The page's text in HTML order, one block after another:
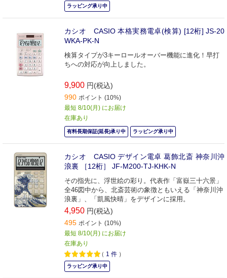
ラッピング承り中
カシオ CASIO 本格実務電卓(検算) [12桁] JS-20
WKA-PK-N
検算タイプが3キーロールオーバー機能に進化！早打
ちへの対応が向上しました。
9,900 円(税込)
990 ポイント (10%)
最短 8/10(月) にお届け
在庫あり
有料長期保証(延長)承り中 ラッピング承り中
カシオ CASIO デザイン電卓 葛飾北斎 神奈川沖
浪裏 ［12桁］ JF-M200-TJ-KHK-N
その指先に、浮世絵の彩り。代表作「富嶽三十六景」
全46図中から、北斎芸術の象徴ともいえる「神奈川沖
浪裏」、「凱風快晴」をデザインに採用。
4,950 円(税込)
495 ポイント (10%)
最短 8/10(月) にお届け
在庫あり
（ 1 件 ）
ラッピング承り中